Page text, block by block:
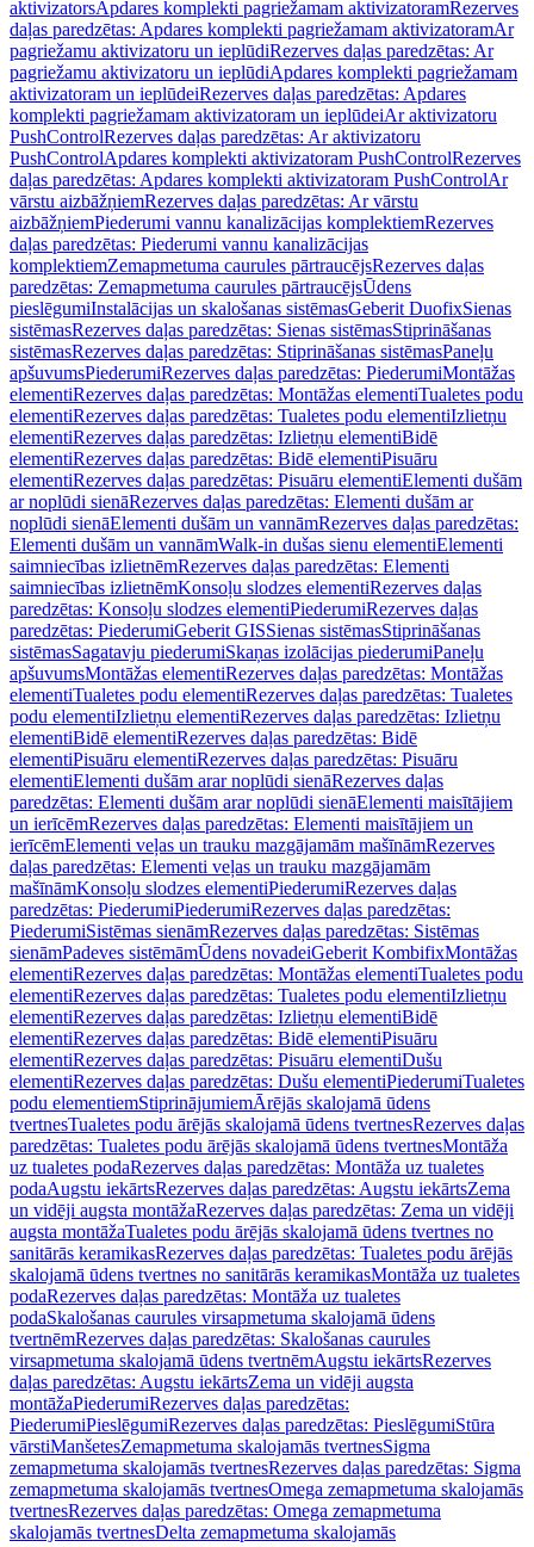
aktivizatorsApdares komplekti pagriežamam aktivizatoramRezerves
daļas paredzētas: Apdares komplekti pagriežamam aktivizatoramAr
pagriežamu aktivizatoru un ieplūdiRezerves daļas paredzētas: Ar
pagriežamu aktivizatoru un ieplūdiApdares komplekti pagriežamam
aktivizatoram un ieplūdeiRezerves daļas paredzētas: Apdares
komplekti pagriežamam aktivizatoram un ieplūdeiAr aktivizatoru
PushControlRezerves daļas paredzētas: Ar aktivizatoru
PushControlApdares komplekti aktivizatoram PushControlRezerves
daļas paredzētas: Apdares komplekti aktivizatoram PushControlAr
vārstu aizbāžņiemRezerves daļas paredzētas: Ar vārstu
aizbāžņiemPiederumi vannu kanalizācijas komplektiemRezerves
daļas paredzētas: Piederumi vannu kanalizācijas
komplektiemZemapmetuma caurules pārtraucējsRezerves daļas
paredzētas: Zemapmetuma caurules pārtraucējsŪdens
pieslēgumiInstalācijas un skalošanas sistēmasGeberit DuofixSienas
sistēmasRezerves daļas paredzētas: Sienas sistēmasStiprināšanas
sistēmasRezerves daļas paredzētas: Stiprināšanas sistēmasPaneļu
apšuvumsPiederumiRezerves daļas paredzētas: PiederumiMontāžas
elementiRezerves daļas paredzētas: Montāžas elementiTualetes podu
elementiRezerves daļas paredzētas: Tualetes podu elementiIzlietņu
elementiRezerves daļas paredzētas: Izlietņu elementiBidē
elementiRezerves daļas paredzētas: Bidē elementiPisuāru
elementiRezerves daļas paredzētas: Pisuāru elementiElementi dušām
ar noplūdi sienāRezerves daļas paredzētas: Elementi dušām ar
noplūdi sienāElementi dušām un vannāmRezerves daļas paredzētas:
Elementi dušām un vannāmWalk-in dušas sienu elementiElementi
saimniecības izlietnēmRezerves daļas paredzētas: Elementi
saimniecības izlietnēmKonsoļu slodzes elementiRezerves daļas
paredzētas: Konsoļu slodzes elementiPiederumiRezerves daļas
paredzētas: PiederumiGeberit GISSienas sistēmasStiprināšanas
sistēmasSagatavju piederumiSkaņas izolācijas piederumiPaneļu
apšuvumsMontāžas elementiRezerves daļas paredzētas: Montāžas
elementiTualetes podu elementiRezerves daļas paredzētas: Tualetes
podu elementiIzlietņu elementiRezerves daļas paredzētas: Izlietņu
elementiBidē elementiRezerves daļas paredzētas: Bidē
elementiPisuāru elementiRezerves daļas paredzētas: Pisuāru
elementiElementi dušām arar noplūdi sienāRezerves daļas
paredzētas: Elementi dušām arar noplūdi sienāElementi maisītājiem
un ierīcēmRezerves daļas paredzētas: Elementi maisītājiem un
ierīcēmElementi veļas un trauku mazgājamām mašīnāmRezerves
daļas paredzētas: Elementi veļas un trauku mazgājamām
mašīnāmKonsoļu slodzes elementiPiederumiRezerves daļas
paredzētas: PiederumiPiederumiRezerves daļas paredzētas:
PiederumiSistēmas sienāmRezerves daļas paredzētas: Sistēmas
sienāmPadeves sistēmāmŪdens novadeiGeberit KombifixMontāžas
elementiRezerves daļas paredzētas: Montāžas elementiTualetes podu
elementiRezerves daļas paredzētas: Tualetes podu elementiIzlietņu
elementiRezerves daļas paredzētas: Izlietņu elementiBidē
elementiRezerves daļas paredzētas: Bidē elementiPisuāru
elementiRezerves daļas paredzētas: Pisuāru elementiDušu
elementiRezerves daļas paredzētas: Dušu elementiPiederumiTualetes
podu elementiemStiprinājumiemĀrējās skalojamā ūdens
tvertnesTualetes podu ārējās skalojamā ūdens tvertnesRezerves daļas
paredzētas: Tualetes podu ārējās skalojamā ūdens tvertnesMontāža
uz tualetes podaRezerves daļas paredzētas: Montāža uz tualetes
podaAugstu iekārtsRezerves daļas paredzētas: Augstu iekārtsZema
un vidēji augsta montāžaRezerves daļas paredzētas: Zema un vidēji
augsta montāžaTualetes podu ārējās skalojamā ūdens tvertnes no
sanitārās keramikasRezerves daļas paredzētas: Tualetes podu ārējās
skalojamā ūdens tvertnes no sanitārās keramikasMontāža uz tualetes
podaRezerves daļas paredzētas: Montāža uz tualetes
podaSkalošanas caurules virsapmetuma skalojamā ūdens
tvertnēmRezerves daļas paredzētas: Skalošanas caurules
virsapmetuma skalojamā ūdens tvertnēmAugstu iekārtsRezerves
daļas paredzētas: Augstu iekārtsZema un vidēji augsta
montāžaPiederumiRezerves daļas paredzētas:
PiederumiPieslēgumiRezerves daļas paredzētas: PieslēgumiStūra
vārstiManšetesZemapmetuma skalojamās tvertnesSigma
zemapmetuma skalojamās tvertnesRezerves daļas paredzētas: Sigma
zemapmetuma skalojamās tvertnesOmega zemapmetuma skalojamās
tvertnesRezerves daļas paredzētas: Omega zemapmetuma
skalojamās tvertnesDelta zemapmetuma skalojamās